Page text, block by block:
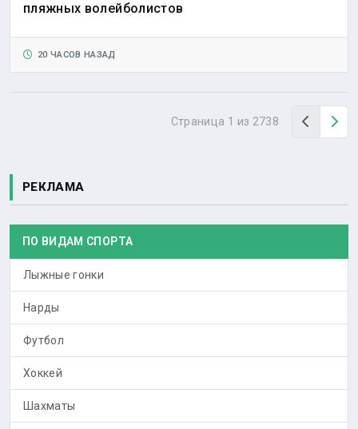
пляжных волейболистов
20 ЧАСОВ НАЗАД
Страница 1 из 2738 Назад
РЕКЛАМА
ПО ВИДАМ СПОРТА
Лыжные гонки
Нарды
Футбол
Хоккей
Шахматы